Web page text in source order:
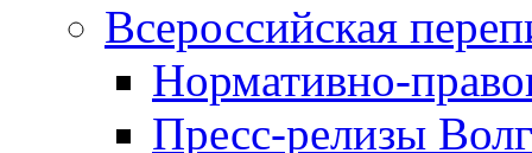
Всероссийская
Нормативно-
Пресс-релизы